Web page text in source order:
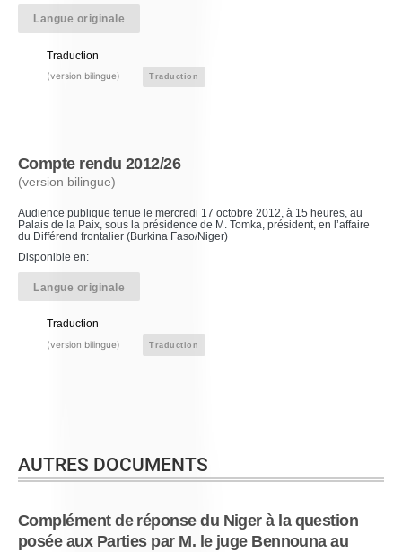
Langue originale
Traduction
(version bilingue) Traduction
Compte rendu 2012/26
(version bilingue)
Audience publique tenue le mercredi 17 octobre 2012, à 15 heures, au
Palais de la Paix, sous la présidence de M. Tomka, président, en l’affaire
du Différend frontalier (Burkina Faso/Niger)
Disponible en:
Langue originale
Traduction
(version bilingue) Traduction
AUTRES DOCUMENTS
Complément de réponse du Niger à la question
posée aux Parties par M. le juge Bennouna au